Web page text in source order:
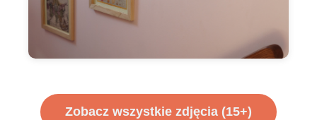
Zobacz wszystkie zdjęcia (15+)